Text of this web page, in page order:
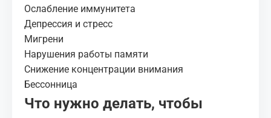
Ослабление иммунитета
Депрессия и стресс
Мигрени
Нарушения работы памяти
Снижение концентрации внимания
Бессонница
Что нужно делать, чтобы